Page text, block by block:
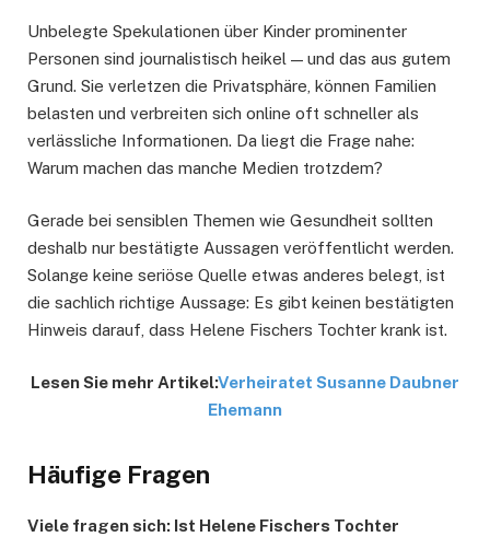
Unbelegte Spekulationen über Kinder prominenter
Personen sind journalistisch heikel — und das aus gutem
Grund. Sie verletzen die Privatsphäre, können Familien
belasten und verbreiten sich online oft schneller als
verlässliche Informationen. Da liegt die Frage nahe:
Warum machen das manche Medien trotzdem?
Gerade bei sensiblen Themen wie Gesundheit sollten
deshalb nur bestätigte Aussagen veröffentlicht werden.
Solange keine seriöse Quelle etwas anderes belegt, ist
die sachlich richtige Aussage: Es gibt keinen bestätigten
Hinweis darauf, dass Helene Fischers Tochter krank ist.
Lesen Sie mehr Artikel:Verheiratet Susanne Daubner
Ehemann
Häufige Fragen
Viele fragen sich: Ist Helene Fischers Tochter